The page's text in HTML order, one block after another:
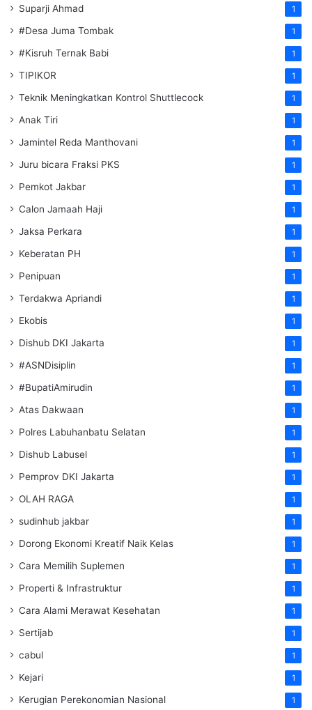
Suparji Ahmad 1
#Desa Juma Tombak 1
#Kisruh Ternak Babi 1
TIPIKOR 1
Teknik Meningkatkan Kontrol Shuttlecock 1
Anak Tiri 1
Jamintel Reda Manthovani 1
Juru bicara Fraksi PKS 1
Pemkot Jakbar 1
Calon Jamaah Haji 1
Jaksa Perkara 1
Keberatan PH 1
Penipuan 1
Terdakwa Apriandi 1
Ekobis 1
Dishub DKI Jakarta 1
#ASNDisiplin 1
#BupatiAmirudin 1
Atas Dakwaan 1
Polres Labuhanbatu Selatan 1
Dishub Labusel 1
Pemprov DKI Jakarta 1
OLAH RAGA 1
sudinhub jakbar 1
Dorong Ekonomi Kreatif Naik Kelas 1
Cara Memilih Suplemen 1
Properti & Infrastruktur 1
Cara Alami Merawat Kesehatan 1
Sertijab 1
cabul 1
Kejari 1
Kerugian Perekonomian Nasional 1